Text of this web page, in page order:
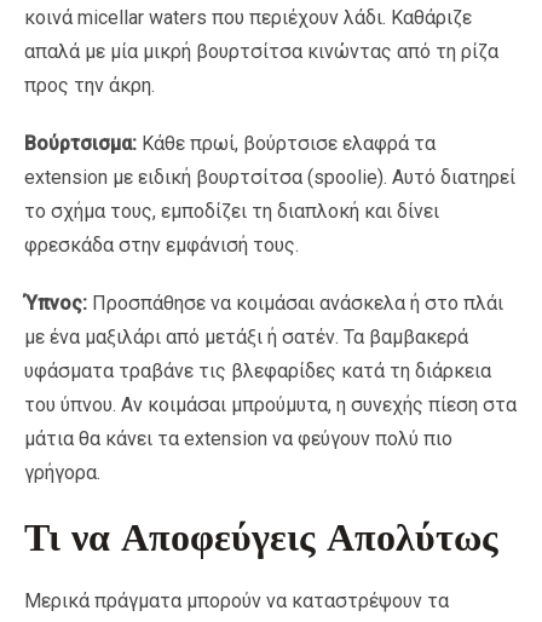
κοινά micellar waters που περιέχουν λάδι. Καθάριζε
απαλά με μία μικρή βουρτσίτσα κινώντας από τη ρίζα
προς την άκρη.
Βούρτσισμα: Κάθε πρωί, βούρτσισε ελαφρά τα
extension με ειδική βουρτσίτσα (spoolie). Αυτό διατηρεί
το σχήμα τους, εμποδίζει τη διαπλοκή και δίνει
φρεσκάδα στην εμφάνισή τους.
Ύπνος: Προσπάθησε να κοιμάσαι ανάσκελα ή στο πλάι
με ένα μαξιλάρι από μετάξι ή σατέν. Τα βαμβακερά
υφάσματα τραβάνε τις βλεφαρίδες κατά τη διάρκεια
του ύπνου. Αν κοιμάσαι μπρούμυτα, η συνεχής πίεση στα
μάτια θα κάνει τα extension να φεύγουν πολύ πιο
γρήγορα.
Τι να Αποφεύγεις Απολύτως
Μερικά πράγματα μπορούν να καταστρέψουν τα